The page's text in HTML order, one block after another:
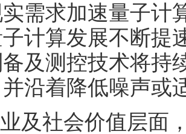
需求加速量子计
计算发展不断提
及测控技术将持
沿着降低噪声或
及社会价值层面